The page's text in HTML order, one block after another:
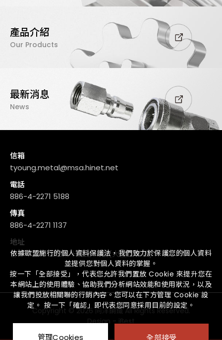
產品介紹
Our Products
最新消息
News
信箱
tyoung.metal@msa.hinet.net
電話
886-4-2271 5188
傳真
886-4-2271 1137
地址
台中市太平區工業十五路48號(大里工業區)
Copyright © 2026 同洋鋼鐵 All Rights Reserved.
Design - iBest
依據歐盟施行的個人資料保護法，我們致力於保護您的個人資料
並提供您對個人資料的掌握。
按一下「全部接受」，代表您允許我們置放 Cookie 來提升您在
本網站上的使用體驗、協助我們分析網站效能和使用狀況，以及
讓我們投放相關聯的行銷內容。您可以在下方管理 Cookie 設
定。 按一下「確認」即代表您同意採用目前的設定。
管理Cookies 全部接受